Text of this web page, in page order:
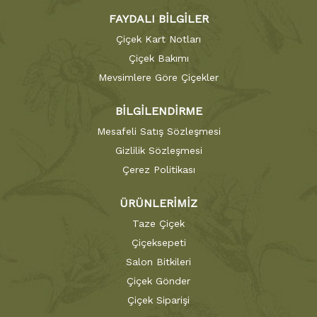
FAYDALI BİLGİLER
Çiçek Kart Notları
Çiçek Bakımı
Mevsimlere Göre Çiçekler
BİLGİLENDİRME
Mesafeli Satış Sözleşmesi
Gizlilik Sözleşmesi
Çerez Politikası
ÜRÜNLERİMİZ
Taze Çiçek
Çiçeksepeti
Salon Bitkileri
Çiçek Gönder
Çiçek Siparişi